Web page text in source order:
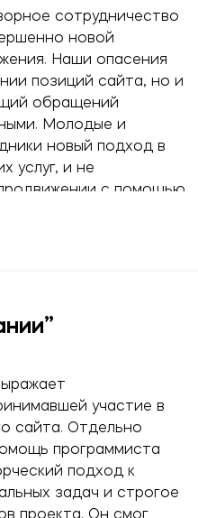
сайту
техническую
клиентов
Ценовая
обслуживания
уровню
сотрудничество
новой
Наши опасения
позиций сайта, но и
Молодые и
новый подход в
и не
с помощью
и SEO, предложив
участие в
сайта. Отдельно
подход к
задач и строгое
проекта. Он смог